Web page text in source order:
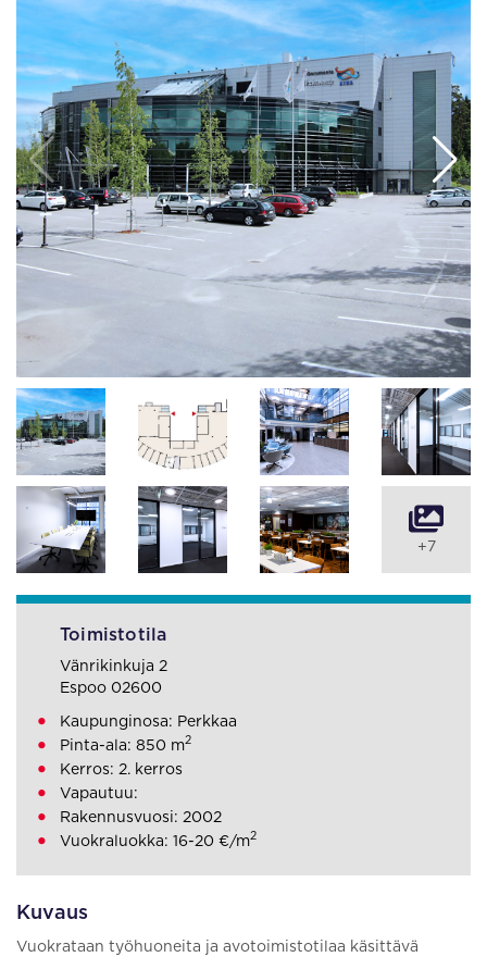
Kuvaus
Vuokrataan työhuoneita ja avotoimistotilaa käsittävä
+7
Toimistotila
Vänrikinkuja 2
Espoo 02600
Kaupunginosa: Perkkaa
Pinta-ala: 850 m2
Kerros: 2. kerros
Vapautuu:
Rakennusvuosi: 2002
Vuokraluokka: 16-20 €/m2